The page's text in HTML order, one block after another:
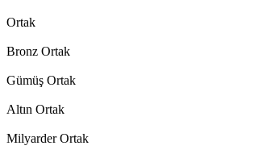
Ortak
Bronz Ortak
Gümüş Ortak
Altın Ortak
Milyarder Ortak